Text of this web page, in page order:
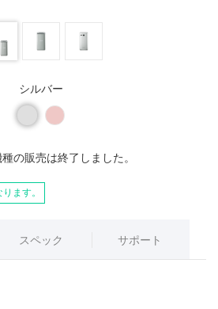
シルバー
の販売は終了しました。
ます。
スペック サポート